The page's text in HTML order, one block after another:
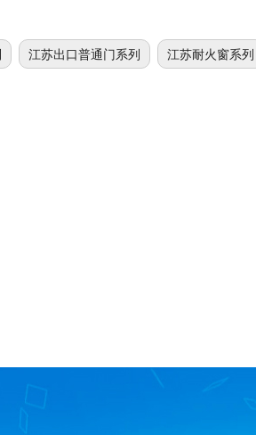
江苏出口普通门系列 江苏耐火窗系列